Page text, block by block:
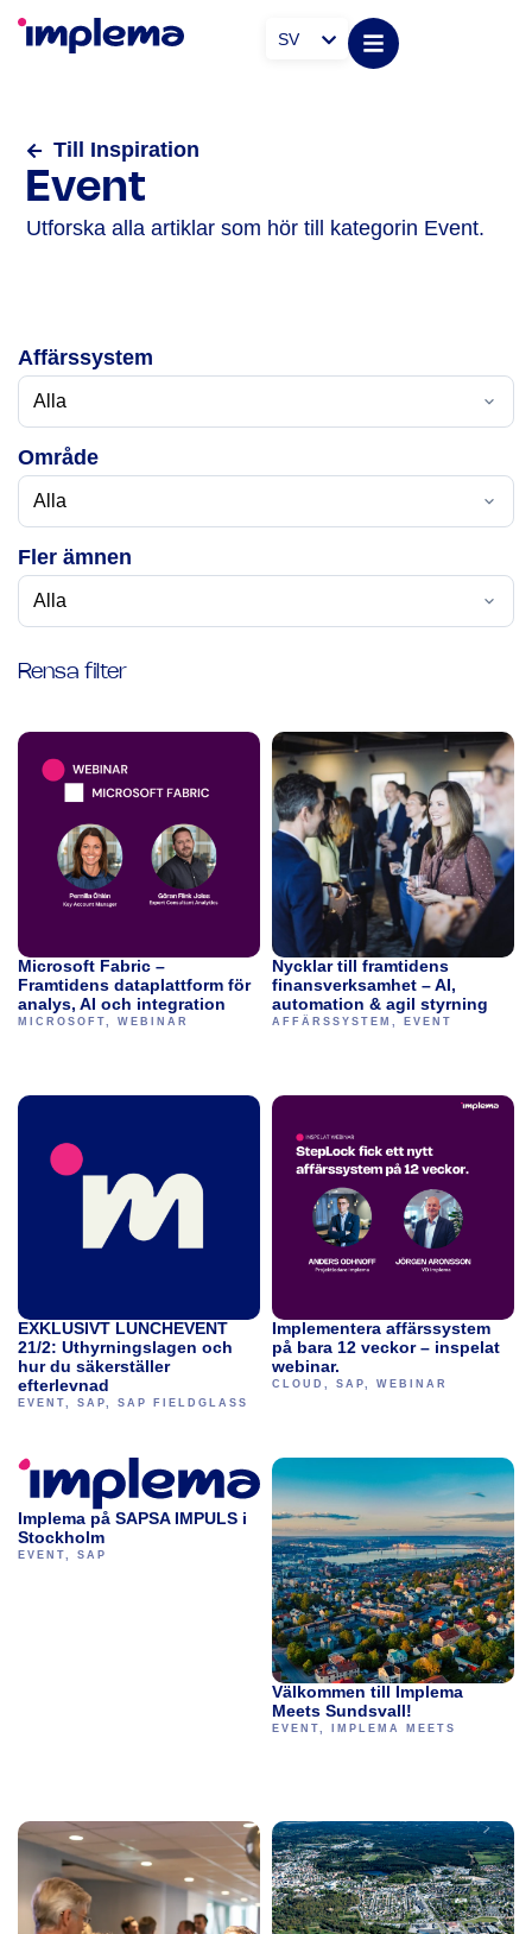
SV
Till Inspiration
Event
Utforska alla artiklar som hör till kategorin Event.
Affärssystem
Område
Fler ämnen
Rensa filter
Microsoft Fabric –
Framtidens dataplattform för
analys, AI och integration
MICROSOFT WEBINAR
Nycklar till framtidens
finansverksamhet – AI,
automation & agil styrning
AFFÄRSSYSTEM EVENT
EXKLUSIVT LUNCHEVENT
21/2: Uthyrningslagen och
hur du säkerställer
efterlevnad
EVENT, SAP, SAP FIELDGLASS
Implementera affärssystem
på bara 12 veckor – inspelat
webinar.
CLOUD , SAP, WEBINAR
Implema på SAPSA IMPULS i
Stockholm
EVENT SAP
Välkommen till Implema
Meets Sundsvall!
EVENT IMPLEMA MEETS